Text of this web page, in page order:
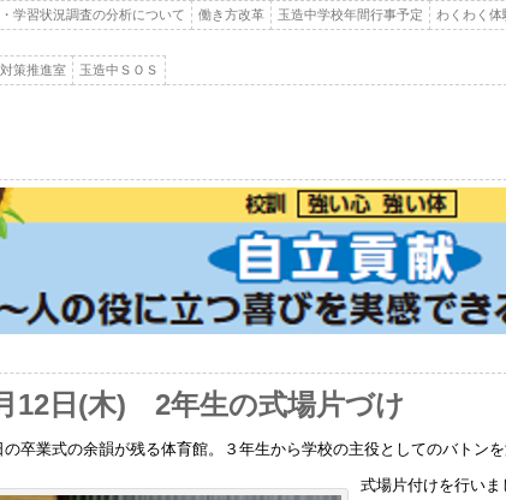
学習状況調査の分析について 働き方改革 玉造中学校年間行事予定 わくわく
策推進室 玉造中ＳＯＳ
12日(木) 2年生の式場片づけ
の卒業式の余韻が残る体育館。３年生から学校の主役としてのバトンを
式場片付けを行いま